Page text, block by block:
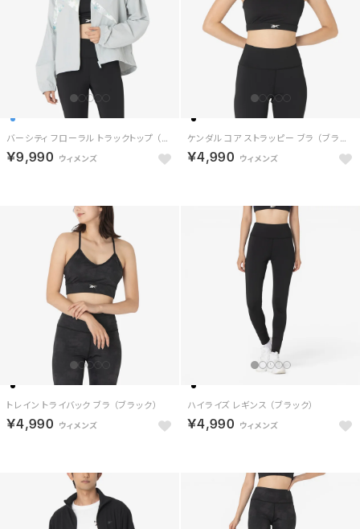
バーシティ フローラル トラックトップ （ブルー）
￥9,990
ケンダル コア ストラッピー ブラ （ブラック）
￥4,990
トレイン トライバック ブラ （ブラック）
￥4,990
ハイライズ レギンス （ブラック）
￥4,990